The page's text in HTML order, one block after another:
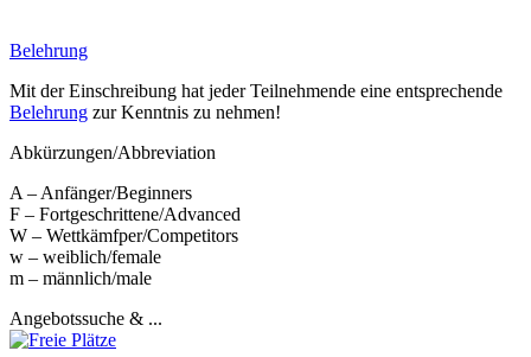
Belehrung
Mit der Einschreibung hat jeder Teilnehmende eine entsprechende
Belehrung zur Kenntnis zu nehmen!
Abkürzungen/Abbreviation
A – Anfänger/Beginners
F – Fortgeschrittene/Advanced
W – Wettkämfper/Competitors
w – weiblich/female
m – männlich/male
Angebotssuche & ...